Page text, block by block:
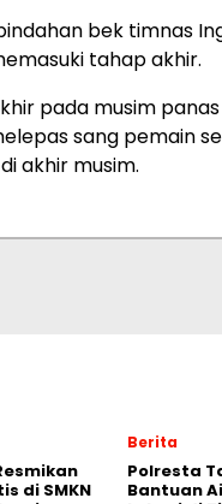
bek timnas
tahap akhir.
pada musim
sang pemain
akhir musim.
di SMKN
Berita
Polresta
Bantuan